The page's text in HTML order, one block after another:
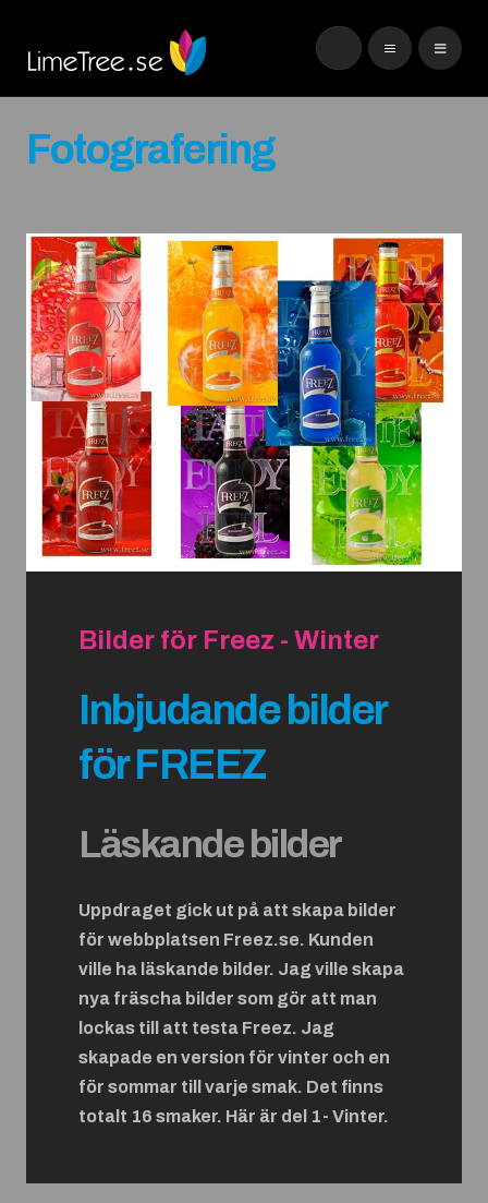
Fotografering
Bilder för Freez - Winter
Inbjudande bilder
för FREEZ
Läskande bilder
Uppdraget gick ut på att skapa bilder
för webbplatsen Freez.se. Kunden
ville ha läskande bilder. Jag ville skapa
nya fräscha bilder som gör att man
lockas till att testa Freez. Jag
skapade en version för vinter och en
för sommar till varje smak. Det finns
totalt 16 smaker. Här är del 1- Vinter.